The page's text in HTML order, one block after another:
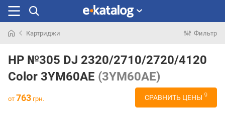
раньше
Картриджи Фильтр
HP №305 DJ 2320/2710/2720/4120
Color 3YM60AE (3YM60AE)
от 763 грн. СРАВНИТЬ ЦЕНЫ 9